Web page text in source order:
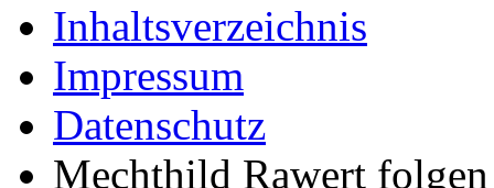
Inhaltsverzeichnis
Impressum
Datenschutz
Mechthild Rawert